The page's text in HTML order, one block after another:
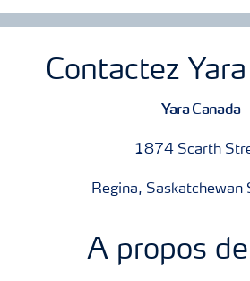
Contactez
Yara Canada
1874 Scarth
Regina, Saskatchewan
A propos de